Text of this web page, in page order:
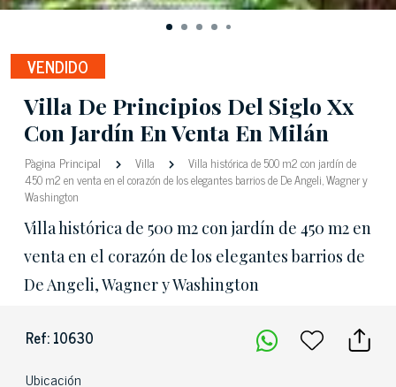
VENDIDO
Villa De Principios Del Siglo Xx
Con Jardín En Venta En Milán
Pàgina Principal Villa
Villa histórica de 500 m2 con jardín de
450 m2 en venta en el corazón de los elegantes barrios de De Angeli, Wagner y
Washington
Villa histórica de 500 m2 con jardín de 450 m2 en
venta en el corazón de los elegantes barrios de
De Angeli, Wagner y Washington
Ref: 10630
Ubicación